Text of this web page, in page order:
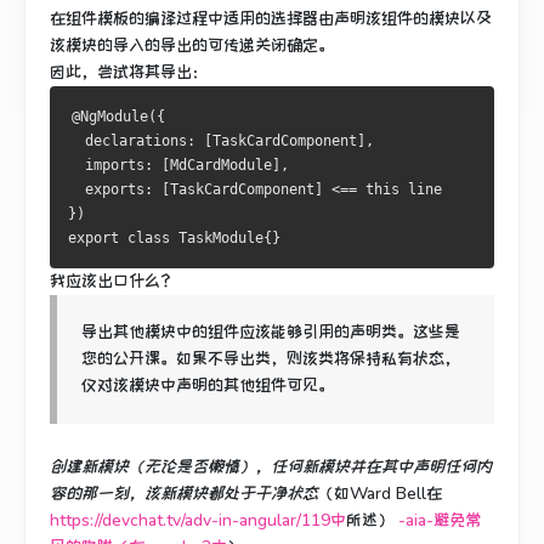
在组件模板的编译过程中适用的选择器由声明该组件的模块以及
该模块的导入的导出的可传递关闭确定。
因此，尝试将其导出：
@NgModule({
  declarations
: TaskCardComponent ],
  imports
: MdCardModule ],
  exports
: TaskCardComponent <== this
})
export
class TaskModule{}
我应该出口什么？
导出其他模块中的组件应该能够引用的声明类。 这些是
您的公开课。 如果不导出类，则该类将保持私有状态，
仅对该模块中声明的其他组件可见。
创建新模块（无论是否懒惰），任何新模块并在其中声明任何内
容的那一刻，该新模块都处于干净状态（如Ward Bell在
https://devchat.tv/adv-in-angular/119中所述）
-aia-避免常